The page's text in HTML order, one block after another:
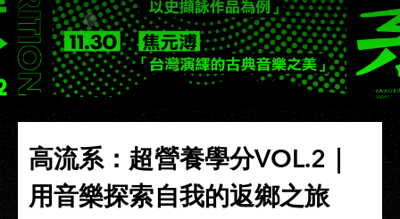
高流系：超營養學分VOL.2｜
用音樂探索自我的返鄉之旅